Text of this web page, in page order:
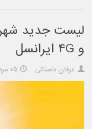
و ۴G ایرانسل
عرفان باستانی ۰۵ مرداد ۱۳۹۴ ساعت ۱۲:۲۴